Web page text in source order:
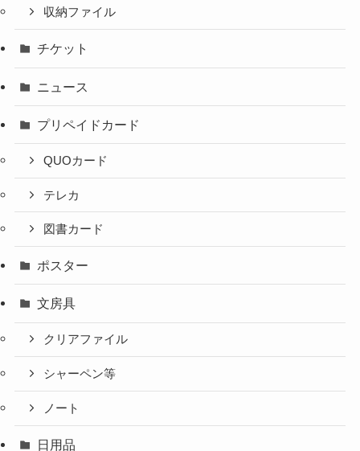
収納ファイル
チケット
ニュース
プリペイドカード
QUOカード
テレカ
図書カード
ポスター
文房具
クリアファイル
シャーペン等
ノート
日用品